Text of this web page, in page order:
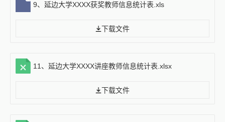
9、延边大学XXXX获奖教师信息统计表.xls
下载文件
11、延边大学XXXX讲座教师信息统计表.xlsx
下载文件